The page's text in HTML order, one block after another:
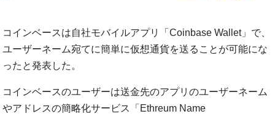
コインベースは自社モバイルアプリ「Coinbase Wallet」で、
ユーザーネーム宛てに簡単に仮想通貨を送ることが可能にな
ったと発表した。
コインベースのユーザーは送金先のアプリのユーザーネーム
やアドレスの簡略化サービス「Ethreum Name